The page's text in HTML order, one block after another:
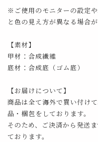
※ご使用のモニターの設定
と色の見え方が異なる場合が
【素材】
甲材：合成繊維
底材：合成底（ゴム底）
【お届けについて】
商品は全て海外で買い付け
品・梱包をしております。
そのため、ご決済から発送
ております。